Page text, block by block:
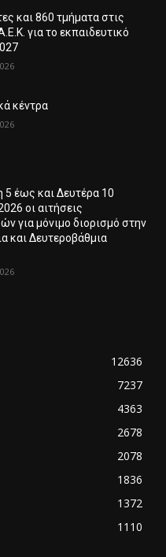
και 860 τμήματα στις
για το εκπαιδευτικό
κέντρα
5 έως και Δευτέρα 10
οι αιτήσεις
για μόνιμο διορισμό στην
και Δευτεροβάθμια
12636
7237
4363
2678
2078
1836
1372
1110